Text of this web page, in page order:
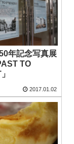
年記念写真展
TO
2017.01.02